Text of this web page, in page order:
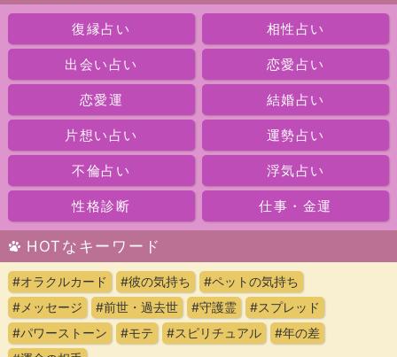
復縁占い 相性占い
出会い占い 恋愛占い
恋愛運 結婚占い
片想い占い 運勢占い
不倫占い 浮気占い
性格診断 仕事・金運
HOTなキーワード
#オラクルカード #彼の気持ち
#ペットの気持ち
#メッセージ
#前世・過去世 #守護霊
#スプレッド
#パワーストーン
#モテ #スピリチュアル
#年の差